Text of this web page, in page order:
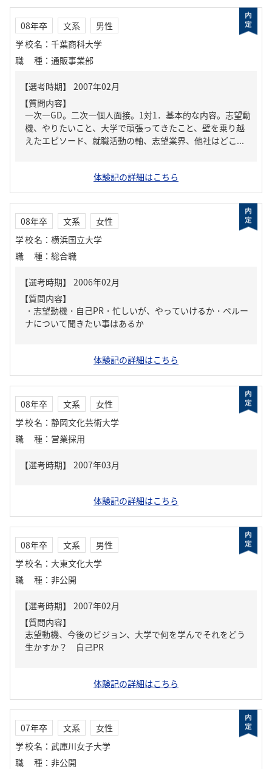
08年卒 文系
男性
学校名 ： 千葉商科大学
職種 ： 通販事業部
【質問内容】
一次―GD。二次―個人面接。1対1．基本的な内容。志望動
機、やりたいこと、大学で頑張ってきたこと、壁を乗り越
えたエピソード、就職活動の軸、志望業界、他社はどこ...
体験記の詳細はこちら
08年卒 文系
女性
学校名 ： 横浜国立大学
職種 ： 総合職
【質問内容】
・志望動機・自己PR・忙しいが、やっていけるか・ベルー
ナについて聞きたい事はあるか
体験記の詳細はこちら
08年卒 文系
女性
学校名 ： 静岡文化芸術大学
職種 ： 営業採用
体験記の詳細はこちら
08年卒 文系
男性
学校名 ： 大東文化大学
職種 ： 非公開
【質問内容】
志望動機、今後のビジョン、大学で何を学んでそれをどう
生かすか？ 自己PR
体験記の詳細はこちら
07年卒 文系
女性
学校名 ： 武庫川女子大学
職種 ： 非公開